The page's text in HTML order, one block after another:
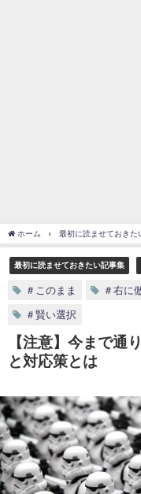
ホーム 最初に読ませておきた
最初に読ませておきたい記事集
＃このまま ＃右に
＃賢い選択
【注意】今まで通
と対応策とは